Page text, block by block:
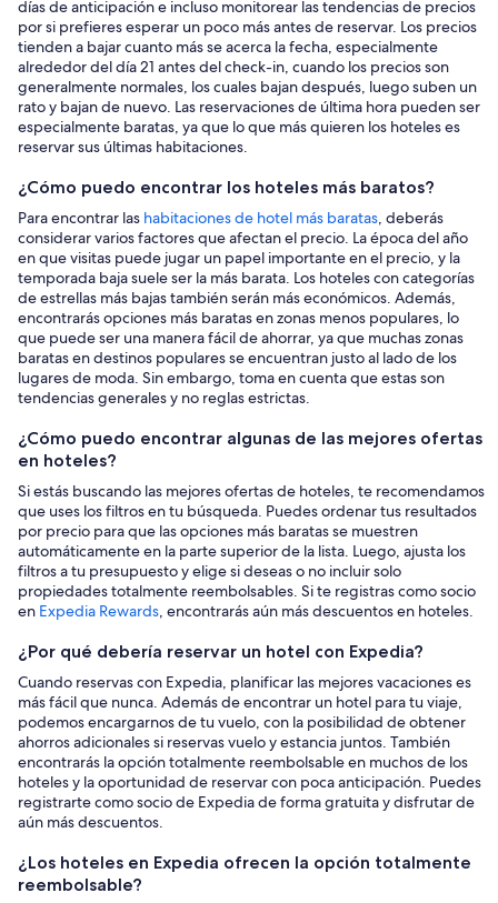
días de anticipación e incluso monitorear las tendencias de precios
por si prefieres esperar un poco más antes de reservar. Los precios
tienden a bajar cuanto más se acerca la fecha, especialmente
alrededor del día 21 antes del check-in, cuando los precios son
generalmente normales, los cuales bajan después, luego suben un
rato y bajan de nuevo. Las reservaciones de última hora pueden ser
especialmente baratas, ya que lo que más quieren los hoteles es
reservar sus últimas habitaciones.
¿Cómo puedo encontrar los hoteles más baratos?
Para encontrar las habitaciones de hotel más baratas, deberás
considerar varios factores que afectan el precio. La época del año
en que visitas puede jugar un papel importante en el precio, y la
temporada baja suele ser la más barata. Los hoteles con categorías
de estrellas más bajas también serán más económicos. Además,
encontrarás opciones más baratas en zonas menos populares, lo
que puede ser una manera fácil de ahorrar, ya que muchas zonas
baratas en destinos populares se encuentran justo al lado de los
lugares de moda. Sin embargo, toma en cuenta que estas son
tendencias generales y no reglas estrictas.
¿Cómo puedo encontrar algunas de las mejores ofertas
en hoteles?
Si estás buscando las mejores ofertas de hoteles, te recomendamos
que uses los filtros en tu búsqueda. Puedes ordenar tus resultados
por precio para que las opciones más baratas se muestren
automáticamente en la parte superior de la lista. Luego, ajusta los
filtros a tu presupuesto y elige si deseas o no incluir solo
propiedades totalmente reembolsables. Si te registras como socio
en Expedia Rewards, encontrarás aún más descuentos en hoteles.
¿Por qué debería reservar un hotel con Expedia?
Cuando reservas con Expedia, planificar las mejores vacaciones es
más fácil que nunca. Además de encontrar un hotel para tu viaje,
podemos encargarnos de tu vuelo, con la posibilidad de obtener
ahorros adicionales si reservas vuelo y estancia juntos. También
encontrarás la opción totalmente reembolsable en muchos de los
hoteles y la oportunidad de reservar con poca anticipación. Puedes
registrarte como socio de Expedia de forma gratuita y disfrutar de
aún más descuentos.
¿Los hoteles en Expedia ofrecen la opción totalmente
reembolsable?